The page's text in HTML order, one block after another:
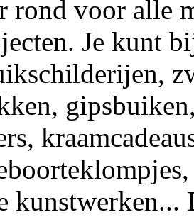
rond voor alle
Je kunt
kunstwerken...